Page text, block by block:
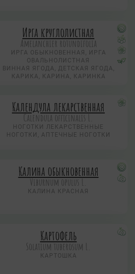
Ирга круглолистная
Amelanchier rotundifolia
ИРГА ОБЫКНОВЕННАЯ, ИРГА
ОВАЛЬНОЛИСТНАЯ
ВИННАЯ ЯГОДА, ДЕТСКАЯ ЯГОДА,
КАРИКА, КАРИНА, КАРИНКА
Календула лекарственная
Calendula officinalis L.
НОГОТКИ ЛЕКАРСТВЕННЫЕ
НОГОТКИ, АПТЕЧНЫЕ НОГОТКИ
Калина обыкновенная
Viburnum opulus L.
КАЛИНА КРАСНАЯ
Картофель
Solatium tuberosum L.
КАРТОШКА